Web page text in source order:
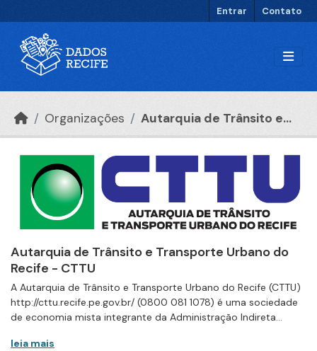
Entrar Contato
Organizações Autarquia de Trânsito e...
Autarquia de Trânsito e Transporte Urbano do
Recife - CTTU
A Autarquia de Trânsito e Transporte Urbano do Recife (CTTU)
http://cttu.recife.pe.gov.br/ (0800 081 1078) é uma sociedade
de economia mista integrante da Administração Indireta...
leia mais